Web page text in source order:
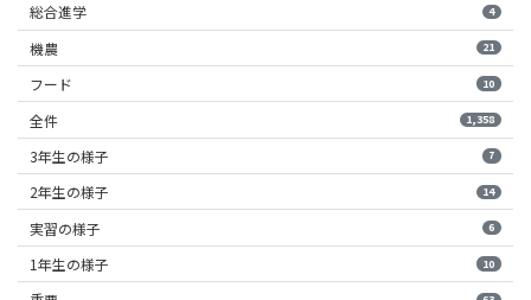
総合進学 4
機農 21
フード 10
全件 1,358
3年生の様子 7
2年生の様子 14
実習の様子 6
1年生の様子 10